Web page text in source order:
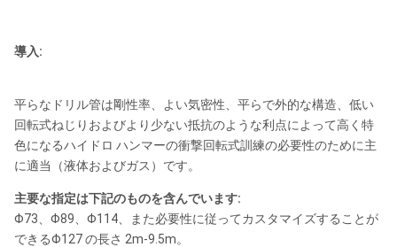
導入:
平らなドリル管は剛性率、よい気密性、平らで外的な構造、低い
回転式ねじりおよびより少ない抵抗のような利点によって高く特
色になるハイドロ ハンマーの衝撃回転式訓練の必要性のために主
に適当（液体およびガス）です。
主要な指定は下記のものを含んでいます:
Φ73、Φ89、Φ114、また必要性に従ってカスタマイズすることが
できるΦ127 の長さ 2m-9.5m。